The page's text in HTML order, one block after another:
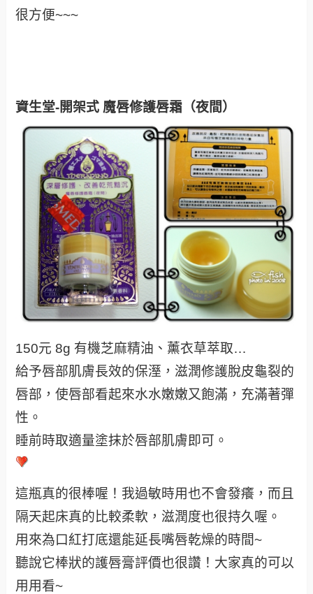
很方便~~~
資生堂-開架式 魔唇修護唇霜（夜間）
150元 8g 有機芝麻精油、薰衣草萃取…
給予唇部肌膚長效的保溼，滋潤修護脫皮龜裂的
唇部，使唇部看起來水水嫩嫩又飽滿，充滿著彈
性。
睡前時取適量塗抹於唇部肌膚即可。
這瓶真的很棒喔！我過敏時用也不會發癢，而且
隔天起床真的比較柔軟，滋潤度也很持久喔。
用來為口紅打底還能延長嘴唇乾燥的時間~
聽說它棒狀的護唇膏評價也很讚！大家真的可以
用用看~